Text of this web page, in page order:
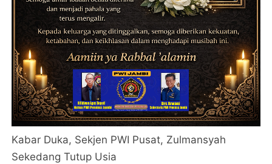
Kabar Duka, Sekjen PWI Pusat, Zulmansyah
Sekedang Tutup Usia